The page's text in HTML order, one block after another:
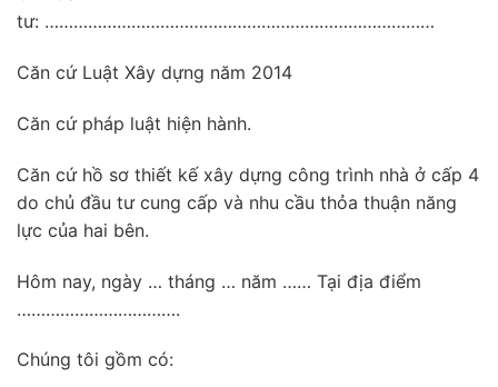
tư: ………………………………………………………………………
Căn cứ Luật Xây dựng năm 2014
Căn cứ pháp luật hiện hành.
Căn cứ hồ sơ thiết kế xây dựng công trình nhà ở cấp 4
do chủ đầu tư cung cấp và nhu cầu thỏa thuận năng
lực của hai bên.
Hôm nay, ngày … tháng … năm …… Tại địa điểm
…………………………….
Chúng tôi gồm có: